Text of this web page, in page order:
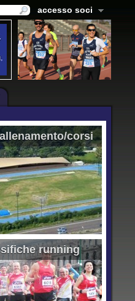
accesso soci
corsi
running